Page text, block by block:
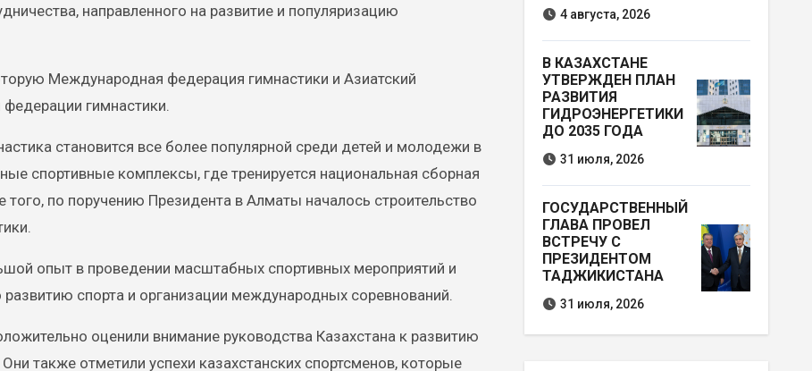
направленного на развитие и популяризацию
Международная федерация гимнастики и Азиатский
гимнастики.
становится все более популярной среди детей и молодежи в
спортивные комплексы, где тренируется национальная сборная
по поручению Президента в Алматы началось строительство
опыт в проведении масштабных спортивных мероприятий и
спорта и организации международных соревнований.
оценили внимание руководства Казахстана к развитию
также отметили успехи казахстанских спортсменов, которые
4 августа, 2026
В КАЗАХСТАНЕ
УТВЕРЖДЕН ПЛАН
РАЗВИТИЯ
ГИДРОЭНЕРГЕТИКИ
ДО 2035 ГОДА
31 июля, 2026
ГОСУДАРСТВЕННЫЙ
ГЛАВА ПРОВЕЛ
ВСТРЕЧУ С
ПРЕЗИДЕНТОМ
ТАДЖИКИСТАНА
31 июля, 2026